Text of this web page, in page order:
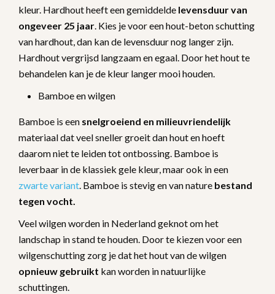
kleur. Hardhout heeft een gemiddelde levensduur van
ongeveer 25 jaar . Kies je voor een hout-beton schutting
van hardhout, dan kan de levensduur nog langer zijn.
Hardhout vergrijsd langzaam en egaal. Door het hout te
behandelen kan je de kleur langer mooi houden.
Bamboe en wilgen
Bamboe is een snelgroeiend en milieuvriendelijk
materiaal dat veel sneller groeit dan hout en hoeft
daarom niet te leiden tot ontbossing. Bamboe is
leverbaar in de klassiek gele kleur, maar ook in een
zwarte variant . Bamboe is stevig en van nature bestand
tegen vocht.
Veel wilgen worden in Nederland geknot om het
landschap in stand te houden. Door te kiezen voor een
wilgenschutting zorg je dat het hout van de wilgen
opnieuw gebruikt kan worden in natuurlijke
schuttingen.